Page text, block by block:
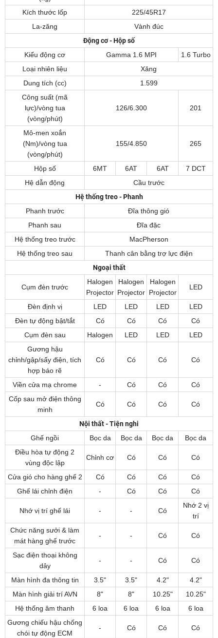
Kích thước lốp
225/45R17
La-zăng
Vành đúc
Động cơ - Hộp số
Kiểu động cơ
Gamma 1.6 MPI
1.6 Turbo
Loại nhiên liệu
Xăng
Dung tích (cc)
1.599
Công suất (mã
lực)/vòng tua
(vòng/phút)
126/6.300 201
Mô-men xoắn
(Nm)/vòng tua
(vòng/phút)
155/4.850 265
Hộp số 6MT 6AT 6AT
7 DCT
Hệ dẫn động
Cầu trước
Hệ thống treo - Phanh
Phanh trước
Đĩa thông gió
Phanh sau
Đĩa đặc
Hệ thống treo trước
MacPherson
Hệ thống treo sau
Thanh cân bằng trợ lực điện
Ngoại thất
Cụm đèn trước
Halogen
Projector
Halogen
Projector
Halogen
Projector
LED
Đèn định vị LED LED LED
LED
Đèn tự động bật/tắt
Có Có Có
Có
Cụm đèn sau
Halogen LED LED
LED
Gương hậu
chỉnh/gập/sấy điện, tích
hợp báo rẽ
Có Có Có Có
Viền cửa mạ chrome - Có Có
Có
Cốp sau mở điện thông
minh
Có Có Có Có
Nội thất - Tiện nghi
Ghế ngồi
Bọc da Bọc da Bọc da
Bọc da
Điều hòa tự động 2
vùng độc lập
Chỉnh cơ Có Có Có
Cửa gió cho hàng ghế 2 Có Có Có
Có
Ghế lái chỉnh điện
- Có Có Có
Nhớ vị trí ghế lái - - Có
Nhớ 2 vị
trí
Chức năng sưởi & làm
mát hàng ghế trước
- - Có Có
Sạc điện thoại không
dây
- - Có Có
Màn hình đa thông tin 3.5" 3.5" 4.2"
4.2"
Màn hình giải trí AVN
8" 8" 10.25"
10.25"
Hệ thống âm thanh
6 loa 6 loa 6 loa
6 loa
Gương chiếu hậu chống
chói tự động ECM
- Có Có Có